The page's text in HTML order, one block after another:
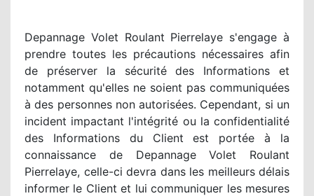
Depannage Volet Roulant Pierrelaye s'engage à
prendre toutes les précautions nécessaires afin
de préserver la sécurité des Informations et
notamment qu'elles ne soient pas communiquées
à des personnes non autorisées. Cependant, si un
incident impactant l'intégrité ou la confidentialité
des Informations du Client est portée à la
connaissance de Depannage Volet Roulant
Pierrelaye, celle-ci devra dans les meilleurs délais
informer le Client et lui communiquer les mesures